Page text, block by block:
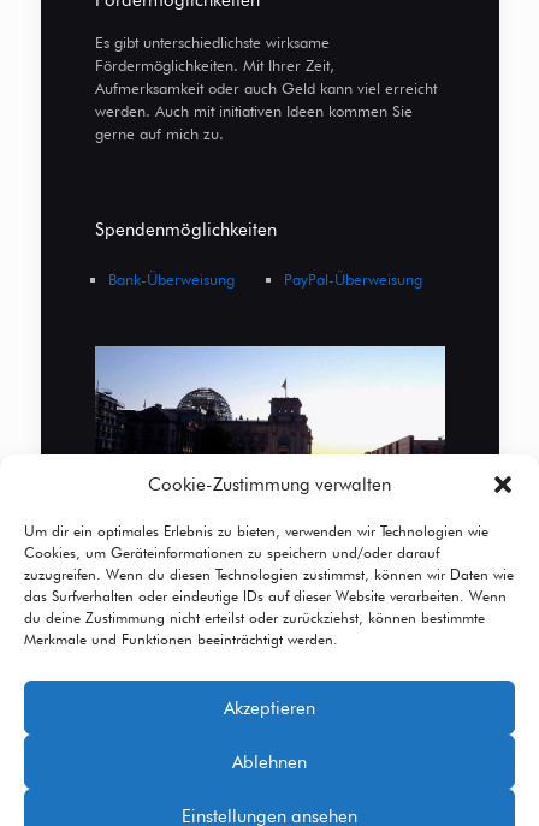
Cookie-Zustimmung verwalten
Um dir ein optimales Erlebnis zu bieten, verwenden wir Technologien wie
Cookies, um Geräteinformationen zu speichern und/oder darauf
zuzugreifen. Wenn du diesen Technologien zustimmst, können wir Daten wie
das Surfverhalten oder eindeutige IDs auf dieser Website verarbeiten. Wenn
du deine Zustimmung nicht erteilst oder zurückziehst, können bestimmte
Merkmale und Funktionen beeinträchtigt werden.
Akzeptieren
Ablehnen
Einstellungen ansehen
Es gibt unterschiedlichste wirksame
Fördermöglichkeiten. Mit Ihrer Zeit,
Aufmerksamkeit oder auch Geld kann viel erreicht
werden. Auch mit initiativen Ideen kommen Sie
gerne auf mich zu.
Spendenmöglichkeiten
Bank-Überweisung PayPal-Überweisung
© 2026 Betheme byMuffin group